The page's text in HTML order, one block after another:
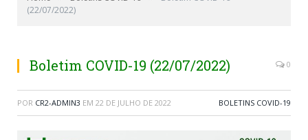
(22/07/2022)
Boletim COVID-19 (22/07/2022) 0
POR CR2-ADMIN3 EM 22 DE JULHO DE 2022 BOLETINS COVID-19